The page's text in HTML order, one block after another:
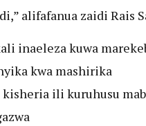
alifafanua zaidi Rais
inaeleza kuwa
kwa mashirika
ili kuruhusu